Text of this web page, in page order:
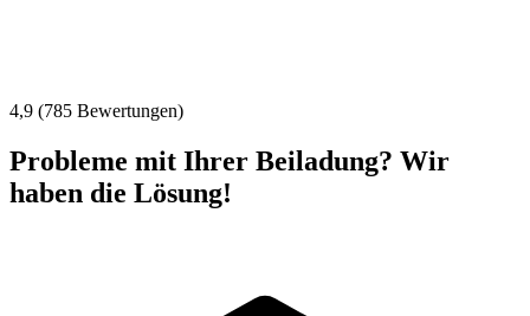
4,9 (785 Bewertungen)
Probleme mit Ihrer Beiladung? Wir
haben die Lösung!